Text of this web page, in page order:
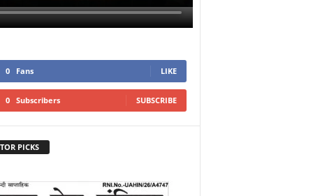
0 Fans LIKE
0 Subscribers SUBSCRIBE
PICKS